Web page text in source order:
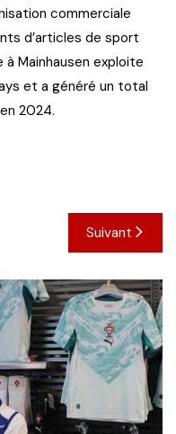
commerciale
d’articles de sport
Mainhausen exploite
et a généré un total
2024.
Suivant